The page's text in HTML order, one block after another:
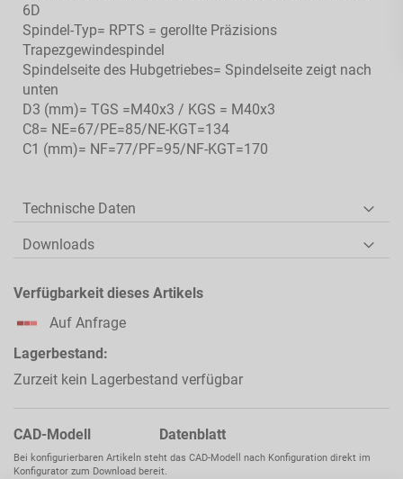
Verfügbarkeit dieses Artikels
Auf Anfrage
Lagerbestand:
Zurzeit kein Lagerbestand verfügbar
CAD-Modell Datenblatt
Bei konfigurierbaren Artikeln steht das CAD-Modell nach Konfiguration direkt im
Konfigurator zum Download bereit.
6D
Spindel-Typ= RPTS = gerollte Präzisions
Trapezgewindespindel
Spindelseite des Hubgetriebes= Spindelseite zeigt nach
unten
D3 (mm)= TGS =M40x3 / KGS = M40x3
C8= NE=67/PE=85/NE-KGT=134
C1 (mm)= NF=77/PF=95/NF-KGT=170
Technische Daten
Downloads